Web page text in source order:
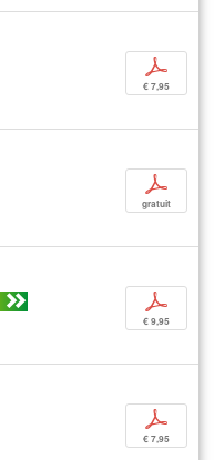
p
€ 7,95
p
gratuit
p
€ 9,95
p
€ 7,95